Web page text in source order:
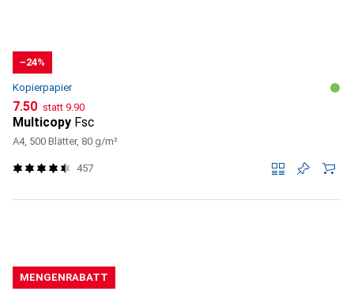
−24%
Kopierpapier
CHF
7.50 statt CHF
9.90
Multicopy Fsc
A4, 500 Blätter, 80 g/m²
457
MENGENRABATT